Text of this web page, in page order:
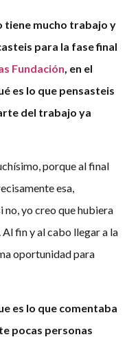
tiene mucho trabajo y
para la fase final
Fundación, en el
es lo que pensasteis
del trabajo ya
porque al final
esa,
no, yo creo que hubiera
fin y al cabo llegar a la
oportunidad para
es lo que comentaba
pocas personas